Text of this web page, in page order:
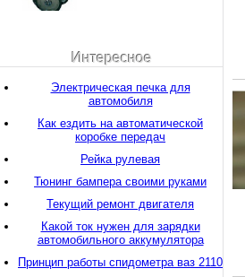
Интересное
Электрическая печка для
автомобиля
Как ездить на автоматической
коробке передач
Рейка рулевая
Тюнинг бампера своими руками
Текущий ремонт двигателя
Какой ток нужен для зарядки
автомобильного аккумулятора
Принцип работы спидометра ваз 2110